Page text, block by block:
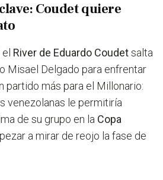
Coudet quiere
el River de Eduardo Coudetsalta
Misael Delgado para enfrentar
partido más para el Millonario:
venezolanas le permitiría
de su grupo en la Copa
a mirar de reojo la fase de